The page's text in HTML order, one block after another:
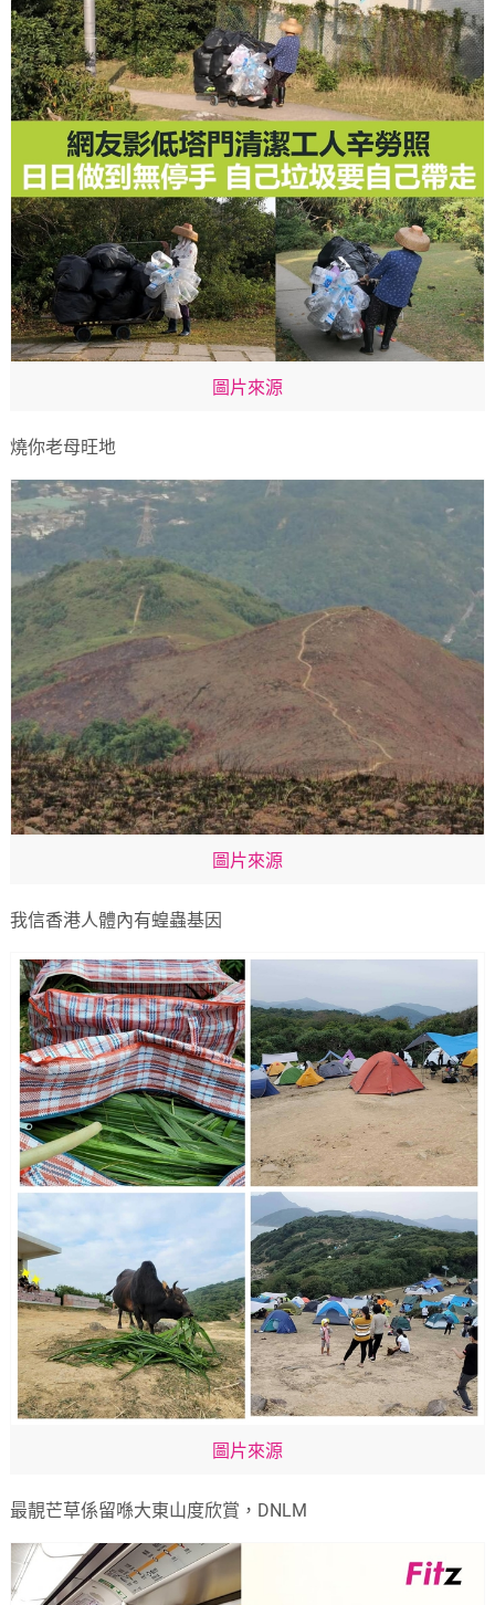
圖片來源
燒你老母旺地
圖片來源
我信香港人體內有蝗蟲基因
圖片來源
最靚芒草係留喺大東山度欣賞，DNLM